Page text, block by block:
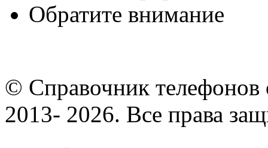
Обратите внимание
© Cправочник телефонов
2013- 2026. Все права